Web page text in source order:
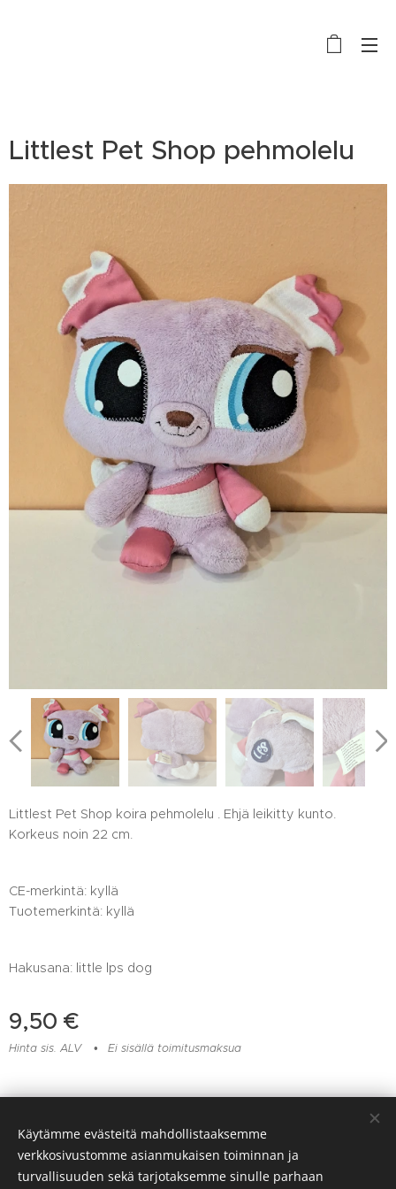
Littlest Pet Shop pehmolelu
Littlest Pet Shop koira pehmolelu . Ehjä leikitty kunto.
Korkeus noin 22 cm.
CE-merkintä: kyllä
Tuotemerkintä: kyllä
Hakusana: little lps dog
9,50 €
Hinta sis. ALV Ei sisällä toimitusmaksua
Lelu- ja muovikorjaamo Huomentamuovi, Viitaankulmantie 373,
Ylöjärvi, 045 217 6604
Evästeet
Käytämme evästeitä mahdollistaaksemme
verkkosivustomme asianmukaisen toiminnan ja
turvallisuuden sekä tarjotaksemme sinulle parhaan